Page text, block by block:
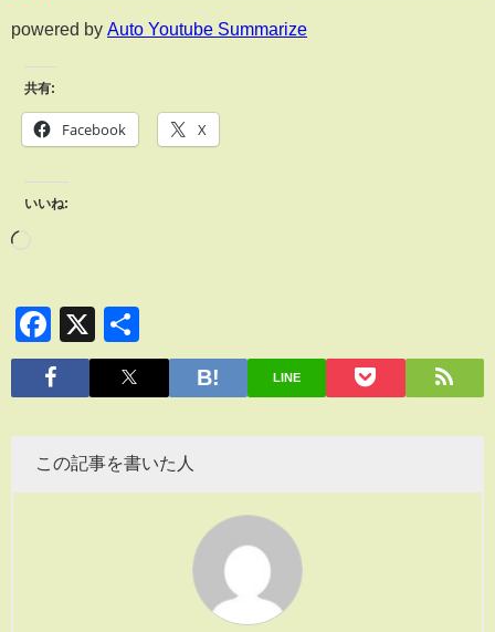
powered by Auto Youtube Summarize
共有:
Facebook X
いいね:
Facebook
X
有
LINE
この記事を書いた人